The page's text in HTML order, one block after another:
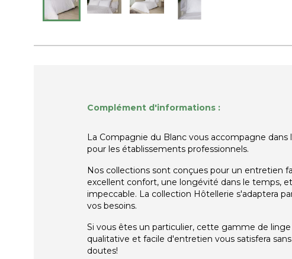
Complément d'informations :
La Compagnie du Blanc vous accompagne dans
pour les établissements professionnels.
Nos collections sont conçues pour un entretien
excellent confort, une longévité dans le temps,
impeccable. La collection Hôtellerie s'adaptera
vos besoins.
Si vous êtes un particulier, cette gamme de
qualitative et facile d'entretien vous satisfera
doutes!